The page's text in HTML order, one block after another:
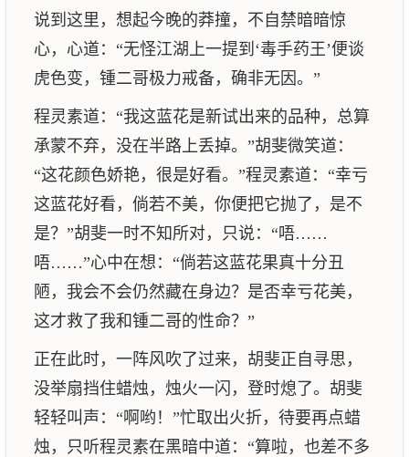
说到这里，想起今晚的莽撞，不自禁暗暗惊
心，心道：“无怪江湖上一提到‘毒手药王’便谈
虎色变，锺二哥极力戒备，确非无因。”
程灵素道：“我这蓝花是新试出来的品种，总算
承蒙不弃，没在半路上丢掉。”胡斐微笑道：
“这花颜色娇艳，很是好看。”程灵素道：“幸亏
这蓝花好看，倘若不美，你便把它抛了，是不
是？”胡斐一时不知所对，只说：“唔……
唔……”心中在想：“倘若这蓝花果真十分丑
陋，我会不会仍然藏在身边？是否幸亏花美，
这才救了我和锺二哥的性命？”
正在此时，一阵风吹了过来，胡斐正自寻思，
没举扇挡住蜡烛，烛火一闪，登时熄了。胡斐
轻轻叫声：“啊哟！”忙取出火折，待要再点蜡
烛，只听程灵素在黑暗中道：“算啦，也差不多